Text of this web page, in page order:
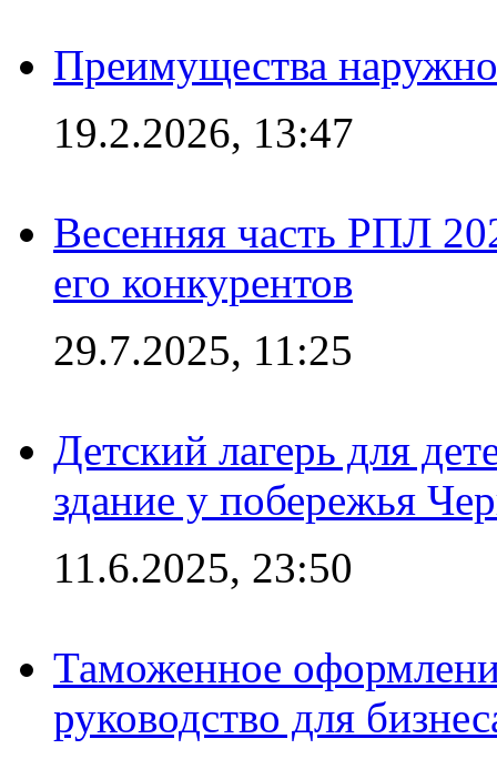
Преимущества
19.2.2026, 13:47
Весенняя часть РПЛ
его конкурентов
29.7.2025, 11:25
Детский лагерь для
здание у побережья
11.6.2025, 23:50
Таможенное
руководство для